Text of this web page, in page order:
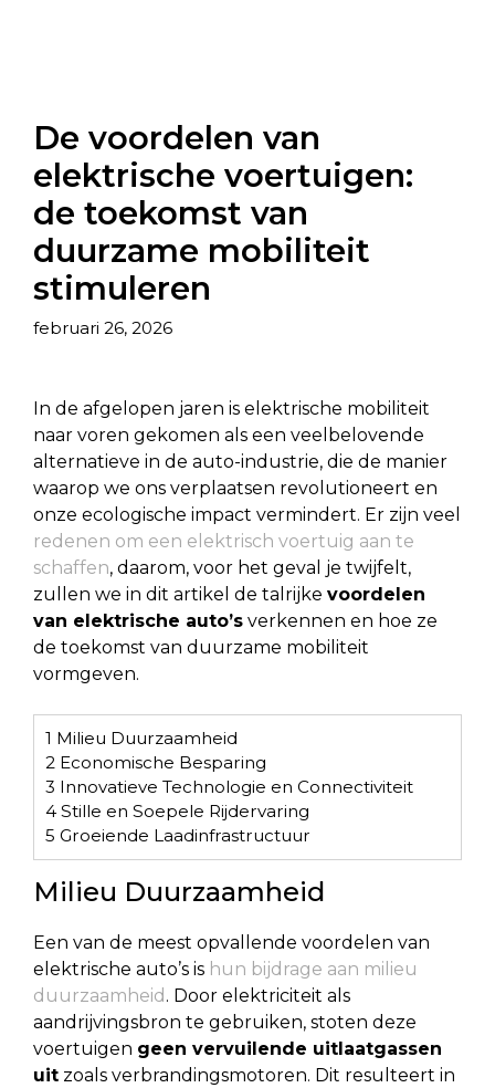
De voordelen van
elektrische voertuigen:
de toekomst van
duurzame mobiliteit
stimuleren
februari 26, 2026
In de afgelopen jaren is elektrische mobiliteit
naar voren gekomen als een veelbelovende
alternatieve in de auto-industrie, die de manier
waarop we ons verplaatsen revolutioneert en
onze ecologische impact vermindert. Er zijn veel
redenen om een elektrisch voertuig aan te
schaffen, daarom, voor het geval je twijfelt,
zullen we in dit artikel de talrijke voordelen
van elektrische auto’s verkennen en hoe ze
de toekomst van duurzame mobiliteit
vormgeven.
1 Milieu Duurzaamheid
2 Economische Besparing
3 Innovatieve Technologie en Connectiviteit
4 Stille en Soepele Rijdervaring
5 Groeiende Laadinfrastructuur
Milieu Duurzaamheid
Een van de meest opvallende voordelen van
elektrische auto’s is hun bijdrage aan milieu
duurzaamheid . Door elektriciteit als
aandrijvingsbron te gebruiken, stoten deze
voertuigen geen vervuilende uitlaatgassen
uit zoals verbrandingsmotoren. Dit resulteert in